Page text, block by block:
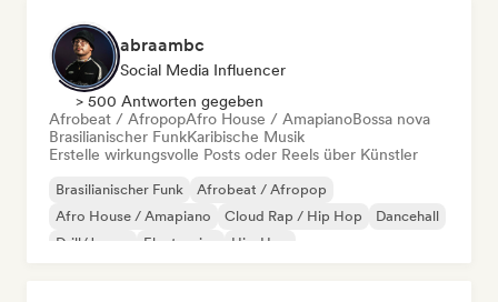
abraambc
Social Media Influencer
> 500 Antworten gegeben
Afrobeat / AfropopAfro House / AmapianoBossa nova
Brasilianischer FunkKaribische Musik
Erstelle wirkungsvolle Posts oder Reels über Künstler
Brasilianischer Funk
Afrobeat / Afropop
Afro House / Amapiano
Cloud Rap / Hip Hop
Dancehall
Drill/Jersey
Electronica Hip-Hop